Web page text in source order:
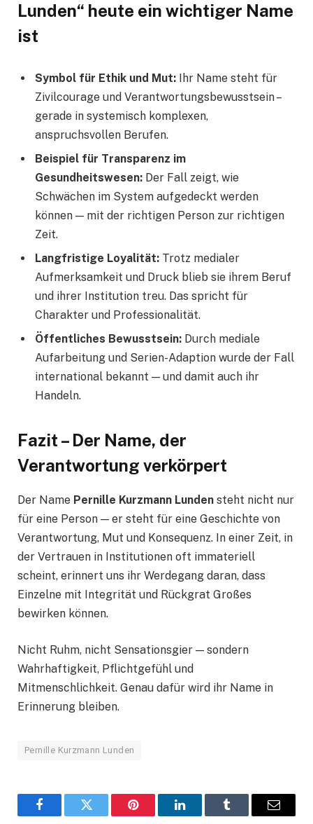
Lunden“ heute ein wichtiger Name
ist
Symbol für Ethik und Mut: Ihr Name steht für
Zivilcourage und Verantwortungsbewusstsein –
gerade in systemisch komplexen,
anspruchsvollen Berufen.
Beispiel für Transparenz im
Gesundheitswesen: Der Fall zeigt, wie
Schwächen im System aufgedeckt werden
können — mit der richtigen Person zur richtigen
Zeit.
Langfristige Loyalität: Trotz medialer
Aufmerksamkeit und Druck blieb sie ihrem Beruf
und ihrer Institution treu. Das spricht für
Charakter und Professionalität.
Öffentliches Bewusstsein: Durch mediale
Aufarbeitung und Serien-Adaption wurde der Fall
international bekannt — und damit auch ihr
Handeln.
Fazit – Der Name, der
Verantwortung verkörpert
Der Name Pernille Kurzmann Lunden steht nicht nur
für eine Person — er steht für eine Geschichte von
Verantwortung, Mut und Konsequenz. In einer Zeit, in
der Vertrauen in Institutionen oft immateriell
scheint, erinnert uns ihr Werdegang daran, dass
Einzelne mit Integrität und Rückgrat Großes
bewirken können.
Nicht Ruhm, nicht Sensationsgier — sondern
Wahrhaftigkeit, Pflichtgefühl und
Mitmenschlichkeit. Genau dafür wird ihr Name in
Erinnerung bleiben.
Pernille Kurzmann Lunden
FacebookTwitter Pinterest LinkedInTumblr Email